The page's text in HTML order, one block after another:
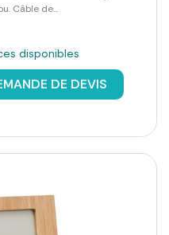
Câble de...
disponibles
DE DEVIS